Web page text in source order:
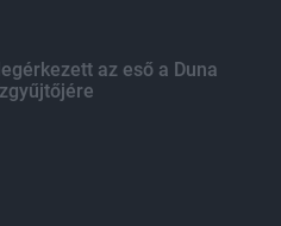
az eső a Duna